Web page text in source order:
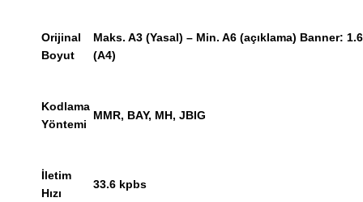
Orijinal
Boyut
Maks. A3 (Yasal) – Min. A6 (açıklama) Banner:
(A4)
Kodlama
Yöntemi
MMR, BAY, MH, JBIG
İletim
Hızı
33.6 kpbs